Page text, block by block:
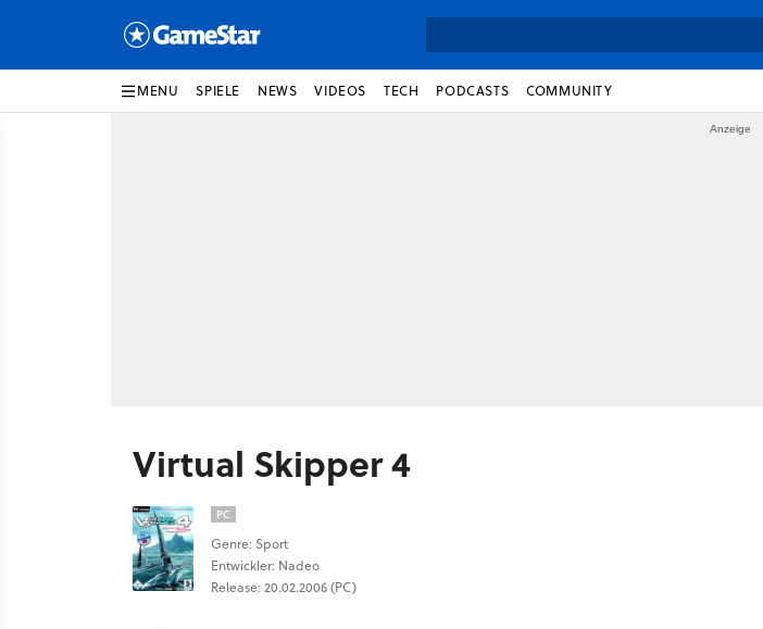
MENU SPIELE NEWS VIDEOS TECH PODCASTS COMMUNITY
Virtual Skipper 4
PC
Genre: Sport
Entwickler: Nadeo
Release: 20.02.2006 (PC)